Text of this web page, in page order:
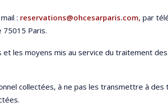
: reservations@ohcesarparis.com, par
75015 Paris.
les moyens mis au service du traitement
collectées, à ne pas les transmettre à des